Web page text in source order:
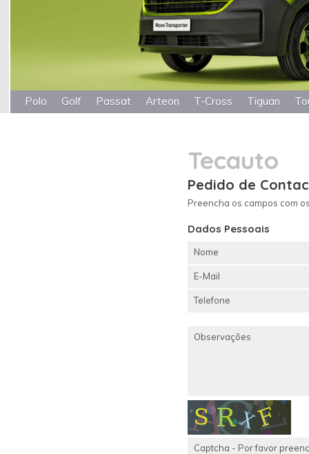
Polo Golf Passat Arteon T-Cross Tiguan
Tecauto
Pedido de
Preencha os campos com
Dados Pessoais
Nome
E-Mail
Telefone
Observações
Captcha - Por favor